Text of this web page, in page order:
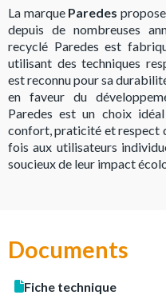
La marque Paredes
depuis de nombreuses
recyclé Paredes est
utilisant des techniques
est reconnu pour sa
en faveur du
Paredes est un choix
confort, praticité et respect
fois aux utilisateurs
soucieux de leur impact
Documents
Fiche technique